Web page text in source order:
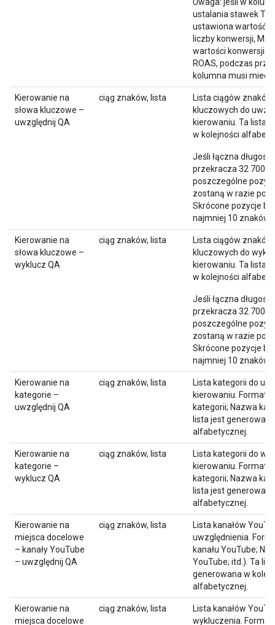
ustalania stawek
ustawiona wartość
liczby konwersji,
wartości konwersji
ROAS, podczas
kolumna musi mieć
Kierowanie na
słowa kluczowe –
uwzględnij QA
ciąg znaków, lista
Lista ciągów znaków
kluczowych do
kierowaniu. Ta lista
w kolejności
Jeśli łączna
przekracza 32 700
poszczególne
zostaną w razie
Skrócone pozycje
najmniej 10 znaków.
Kierowanie na
słowa kluczowe –
wyklucz QA
ciąg znaków, lista
Lista ciągów znaków
kluczowych do
kierowaniu. Ta lista
w kolejności
Jeśli łączna
przekracza 32 700
poszczególne
zostaną w razie
Skrócone pozycje
najmniej 10 znaków.
Kierowanie na
kategorie –
uwzględnij QA
ciąg znaków, lista
Lista kategorii do
kierowaniu. Format
kategorii; Nazwa
lista jest
alfabetycznej.
Kierowanie na
kategorie –
wyklucz QA
ciąg znaków, lista
Lista kategorii do
kierowaniu. Format
kategorii; Nazwa
lista jest
alfabetycznej.
Kierowanie na
miejsca docelowe
– kanały YouTube
– uwzględnij QA
ciąg znaków, lista
Lista kanałów
uwzględnienia.
kanału YouTube;
YouTube; itd.). Ta
generowana w
alfabetycznej.
Kierowanie na
miejsca docelowe
ciąg znaków, lista
Lista kanałów
wykluczenia. Format